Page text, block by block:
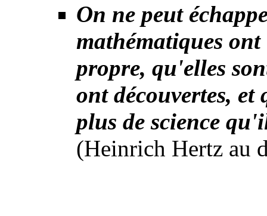
On ne peut
mathématiques
propre, qu'elles
ont découvertes,
plus de science
(Heinrich Hertz au